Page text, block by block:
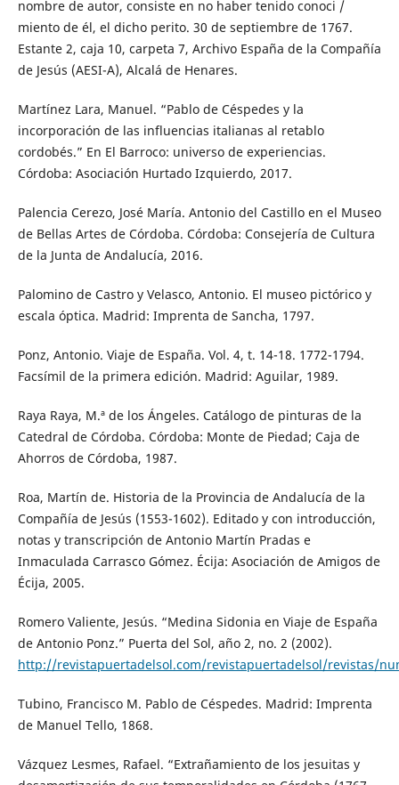
nombre de autor, consiste en no haber tenido conoci /
miento de él, el dicho perito. 30 de septiembre de 1767.
Estante 2, caja 10, carpeta 7, Archivo España de la Compañía
de Jesús (AESI-A), Alcalá de Henares.
Martínez Lara, Manuel. “Pablo de Céspedes y la
incorporación de las influencias italianas al retablo
cordobés.” En El Barroco: universo de experiencias.
Córdoba: Asociación Hurtado Izquierdo, 2017.
Palencia Cerezo, José María. Antonio del Castillo en el Museo
de Bellas Artes de Córdoba. Córdoba: Consejería de Cultura
de la Junta de Andalucía, 2016.
Palomino de Castro y Velasco, Antonio. El museo pictórico y
escala óptica. Madrid: Imprenta de Sancha, 1797.
Ponz, Antonio. Viaje de España. Vol. 4, t. 14-18. 1772-1794.
Facsímil de la primera edición. Madrid: Aguilar, 1989.
Raya Raya, M.ª de los Ángeles. Catálogo de pinturas de la
Catedral de Córdoba. Córdoba: Monte de Piedad; Caja de
Ahorros de Córdoba, 1987.
Roa, Martín de. Historia de la Provincia de Andalucía de la
Compañía de Jesús (1553-1602). Editado y con introducción,
notas y transcripción de Antonio Martín Pradas e
Inmaculada Carrasco Gómez. Écija: Asociación de Amigos de
Écija, 2005.
Romero Valiente, Jesús. “Medina Sidonia en Viaje de España
de Antonio Ponz.” Puerta del Sol, año 2, no. 2 (2002).
http://revistapuertadelsol.com/revistapuertadelsol/revistas/
Tubino, Francisco M. Pablo de Céspedes. Madrid: Imprenta
de Manuel Tello, 1868.
Vázquez Lesmes, Rafael. “Extrañamiento de los jesuitas y